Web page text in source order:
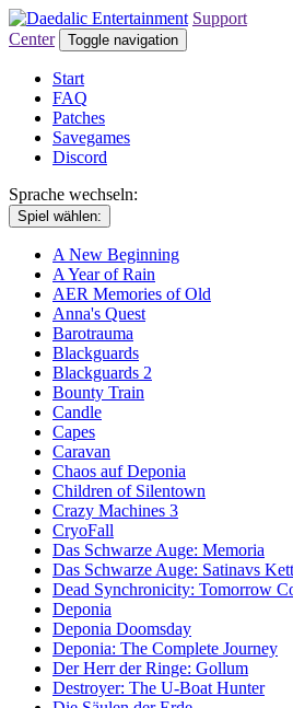
Support
Center
Toggle navigation
Start
FAQ
Patches
Savegames
Discord
Sprache wechseln:
Spiel wählen:
A New Beginning
A Year of Rain
AER Memories of Old
Anna's Quest
Barotrauma
Blackguards
Blackguards 2
Bounty Train
Candle
Capes
Caravan
Chaos auf Deponia
Children of Silentown
Crazy Machines 3
CryoFall
Das Schwarze Auge: Memoria
Das Schwarze Auge: Satinavs
Dead Synchronicity: Tomorrow
Deponia
Deponia Doomsday
Deponia: The Complete Journey
Der Herr der Ringe: Gollum
Destroyer: The U-Boat Hunter